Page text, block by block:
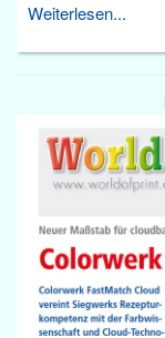
Weiterlesen...